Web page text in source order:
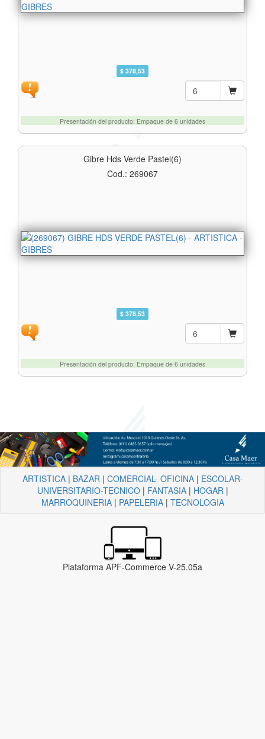
$ 378,53
Presentación del producto: Empaque de 6 unidades
Gibre Hds Verde Pastel(6)
Cod.: 269067
$ 378,53
Presentación del producto: Empaque de 6 unidades
ARTISTICA| BAZAR| COMERCIAL- OFICINA| ESCOLAR-
UNIVERSITARIO-TECNICO| FANTASIA| HOGAR|
MARROQUINERIA| PAPELERIA| TECNOLOGIA
Plataforma APF-Commerce V-25.05a